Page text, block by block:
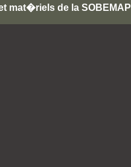
mat�riels de la SOBEMAP